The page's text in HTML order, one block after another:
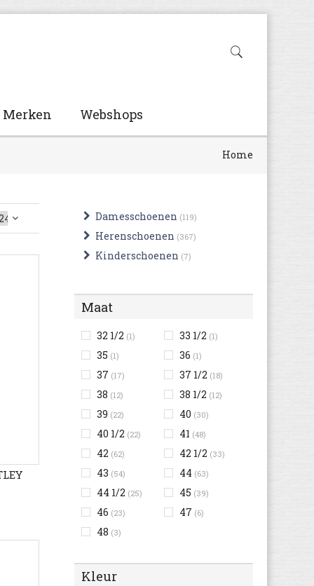
Merken Webshops
Home
Damesschoenen (119)
Herenschoenen (367)
Kinderschoenen (7)
Maat
32 1/2 (1) 33 1/2 (1)
35 (1) 36 (1)
37 (17) 37 1/2 (18)
38 (12) 38 1/2 (12)
39 (22) 40 (30)
40 1/2 (22) 41 (48)
42 (62) 42 1/2 (33)
43 (54) 44 (63)
44 1/2 (25) 45 (39)
46 (23) 47 (6)
48 (3)
Kleur